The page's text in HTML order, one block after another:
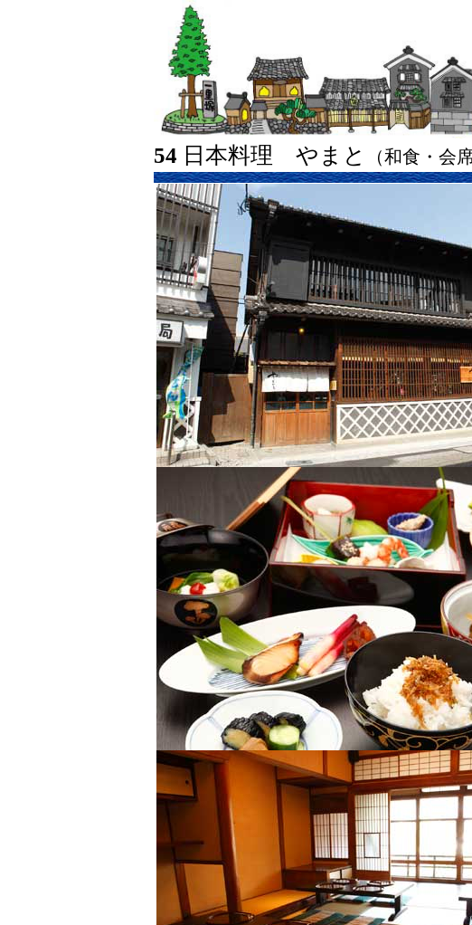
54 日本料理 やまと （和食・会